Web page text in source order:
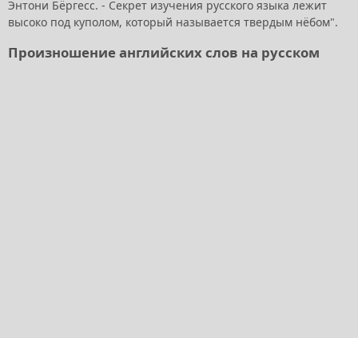
Энтони Бёргесс. - Секрет изучения русского языка лежит
высоко под куполом, который называется твердым нёбом".
Произношение английских слов на русском